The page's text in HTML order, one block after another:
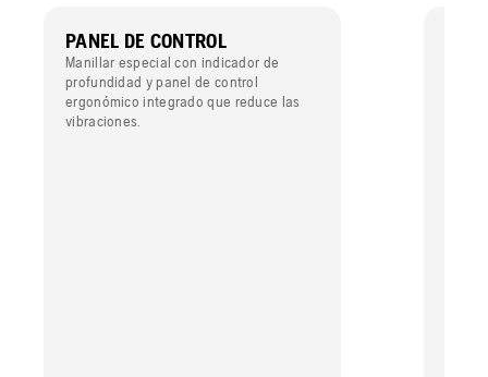
PANEL DE CONTROL
Manillar especial con indicador de
profundidad y panel de control
ergonómico integrado que reduce las
vibraciones.